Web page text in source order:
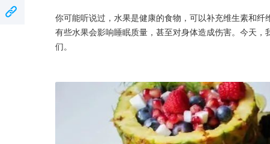
你可能听说过，水果是健康的食物，可以补充维生素和
有些水果会影响睡眠质量，甚至对身体造成伤害。今天
们。